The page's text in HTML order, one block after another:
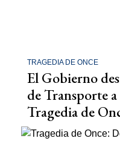
TRAGEDIA DE ONCE
El Gobierno
de Transporte
Tragedia de